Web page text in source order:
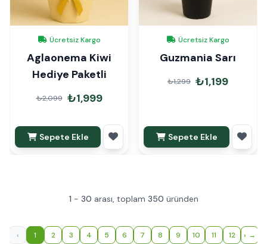
Ücretsiz Kargo
Aglaonema Kiwi
Hediye Paketli
₺2,099 ₺1,999
Sepete Ekle
Ücretsiz Kargo
Guzmania Sarı
₺1,299 ₺1,199
Sepete Ekle
1 - 30 arası, toplam 350 üründen
‹ 1 2 3 4 5 6 7 8 9 10 11 12 ›